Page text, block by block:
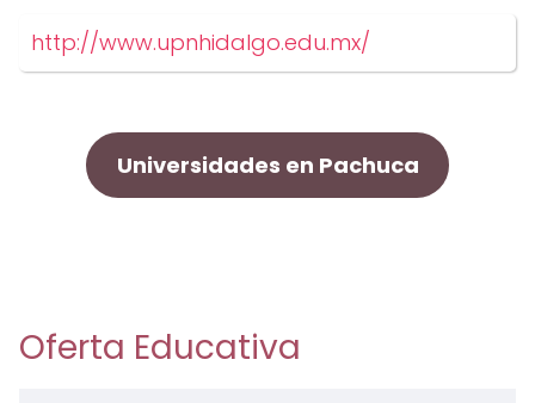
http://www.upnhidalgo.edu.mx/
Universidades en Pachuca
Oferta Educativa